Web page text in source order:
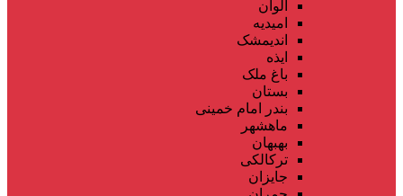
الوان
امیدیه
اندیمشک
ایذه
باغ ملک
بستان
بندر امام خمینی
ماهشهر
بهبهان
ترکالکی
جایزان